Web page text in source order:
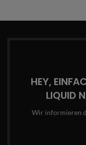
HEY,
LIQUID
Wir informieren